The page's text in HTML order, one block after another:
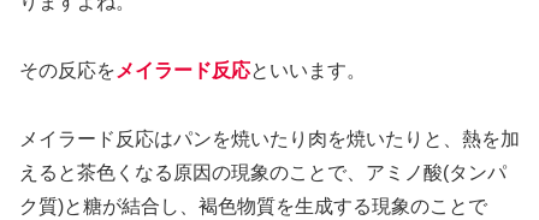
その反応を メイラード反応といいます。
メイラード反応はパンを焼いたり肉を焼いたりと、熱を加
えると茶色くなる原因の現象のことで、アミノ酸(タンパ
ク質)と糖が結合し、褐色物質を生成する現象のことで